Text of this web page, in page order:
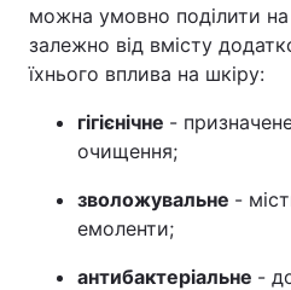
можна умовно поділити на
залежно від вмісту
їхнього вплива на шкіру:
гігієнічне -
очищення;
зволожувальне -
емоленти;
антибактеріальне -